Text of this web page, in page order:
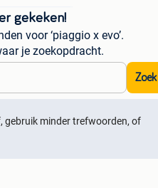
gekeken!
voor ‘piaggio x evo’.
je zoekopdracht.
Zoek
gebruik minder trefwoorden, of